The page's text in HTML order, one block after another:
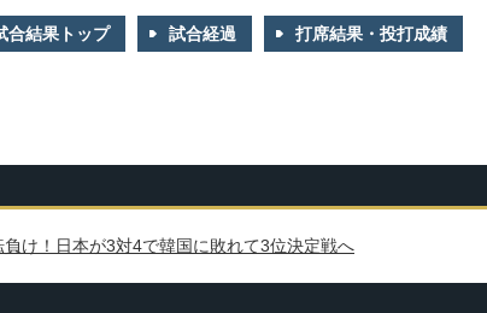
合結果トップ 試合経過 打席結果・投打成績
け！日本が3対4で韓国に敗れて3位決定戦へ